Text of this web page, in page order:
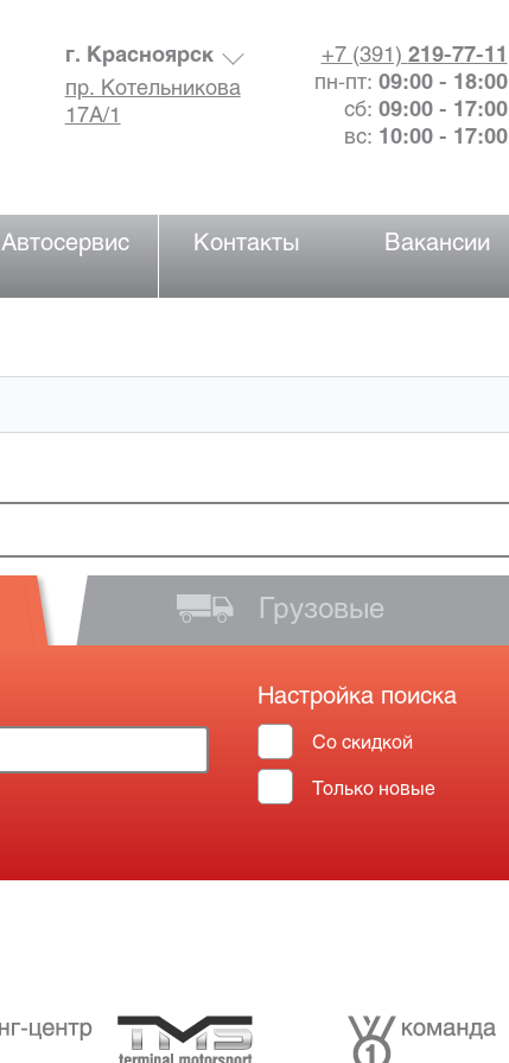
+7 (391) 219-77-11
пн-пт: 09:00 - 18:00
сб: 09:00 - 17:00
вс: 10:00 - 17:00
г. Красноярск
пр. Котельникова
17А/1
Автосервис Контакты Вакансии
Грузовые
Настройка поиска
Со скидкой
Только новые